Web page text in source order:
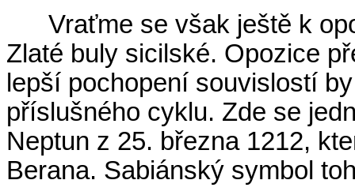
Vraťme se však ještě k
Zlaté buly sicilské. Opozice
lepší pochopení souvislostí
příslušného cyklu. Zde se
Neptun z 25. března 1212,
Berana. Sabiánský symbol